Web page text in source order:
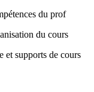
du prof
du cours
et supports de cours